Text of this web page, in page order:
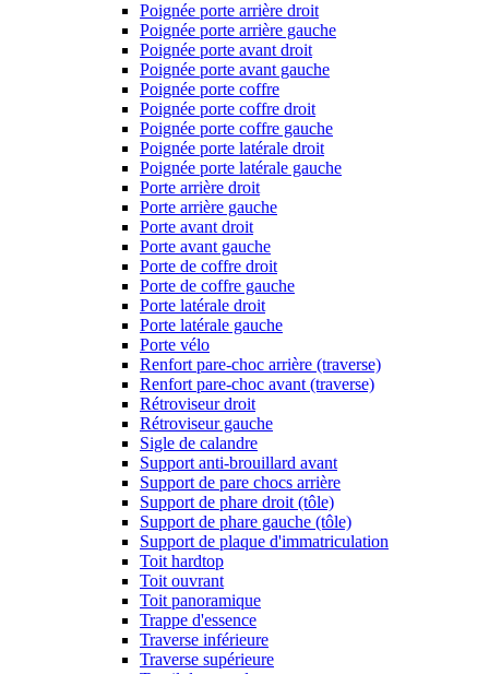
Poignée porte arrière droit
Poignée porte arrière gauche
Poignée porte avant droit
Poignée porte avant gauche
Poignée porte coffre
Poignée porte coffre droit
Poignée porte coffre gauche
Poignée porte latérale droit
Poignée porte latérale gauche
Porte arrière droit
Porte arrière gauche
Porte avant droit
Porte avant gauche
Porte de coffre droit
Porte de coffre gauche
Porte latérale droit
Porte latérale gauche
Porte vélo
Renfort pare-choc arrière (traverse)
Renfort pare-choc avant (traverse)
Rétroviseur droit
Rétroviseur gauche
Sigle de calandre
Support anti-brouillard avant
Support de pare chocs arrière
Support de phare droit (tôle)
Support de phare gauche (tôle)
Support de plaque d'immatriculation
Toit hardtop
Toit ouvrant
Toit panoramique
Trappe d'essence
Traverse inférieure
Traverse supérieure